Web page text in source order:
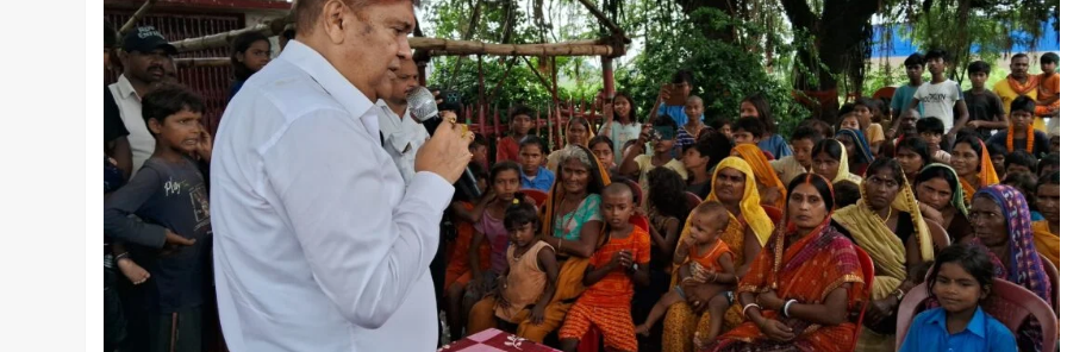
सेवानिवृत्ति पर सैकड़ों छात्र-छात्राओं ने रोली-चंदन का टीका लगाकर
दी भावभीनी विदाई, छात्रों ने गीत गाकर किया सम्मान बिहारशरीफ
(नालंदा), 31 जुलाई। चिन्हित मध्य विद्यालय,...
Read More